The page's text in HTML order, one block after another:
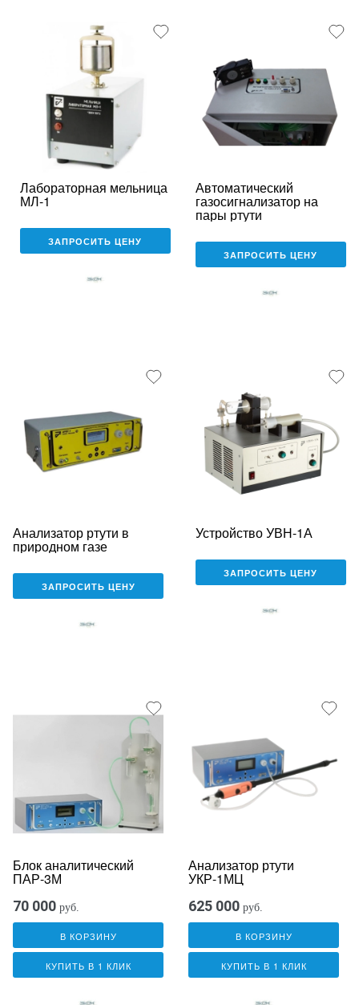
Лабораторная мельница
МЛ-1
ЗАПРОСИТЬ ЦЕНУ
Автоматический
газосигнализатор на
пары ртути
ЗАПРОСИТЬ ЦЕНУ
Анализатор ртути в
природном газе
ЗАПРОСИТЬ ЦЕНУ
Устройство УВН-1А
ЗАПРОСИТЬ ЦЕНУ
Блок аналитический
ПАР-3М
70 000 руб.
В КОРЗИНУ
КУПИТЬ В 1 КЛИК
Анализатор ртути
УКР-1МЦ
625 000 руб.
В КОРЗИНУ
КУПИТЬ В 1 КЛИК